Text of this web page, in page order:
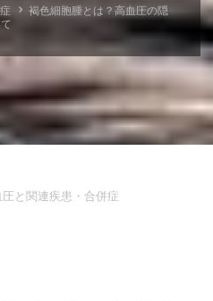
褐色細胞腫とは？高血圧の隠
圧と関連疾患・合併症